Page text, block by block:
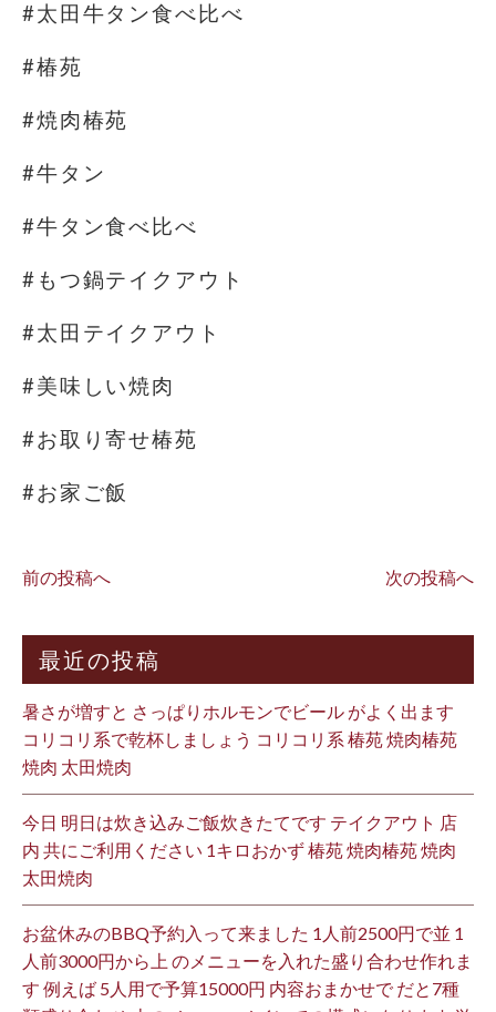
#太田牛タン食べ比べ
#椿苑
#焼肉椿苑
#牛タン
#牛タン食べ比べ
#もつ鍋テイクアウト
#太田テイクアウト
#美味しい焼肉
#お取り寄せ椿苑
#お家ご飯
前の投稿へ 次の投稿へ
最近の投稿
暑さが増すと さっぱりホルモンでビール がよく出ます
コリコリ系で乾杯しましょう コリコリ系 椿苑 焼肉椿苑
焼肉 太田焼肉
今日 明日は炊き込みご飯炊きたてです テイクアウト 店
内 共にご利用ください 1キロおかず 椿苑 焼肉椿苑 焼肉
太田焼肉
お盆休みのBBQ予約入って来ました 1人前2500円で並 1
人前3000円から上 のメニューを入れた盛り合わせ作れま
す 例えば 5人用で予算15000円 内容おまかせで だと7種